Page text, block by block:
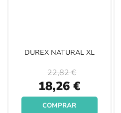
DUREX NATURAL XL
Special
Price
18,26 €
22,82 €
COMPRAR